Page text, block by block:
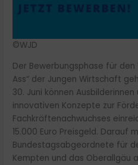
©WJD
Der Bewerbungsphase für
Ass“ der Jungen Wirtschaft
30. Juni können
innovativen Konzepte zur
Fachkräftenachwuchses
15.000 Euro Preisgeld. Darauf
Bundestagsabgeordnete für
Kempten und das Oberallgäu